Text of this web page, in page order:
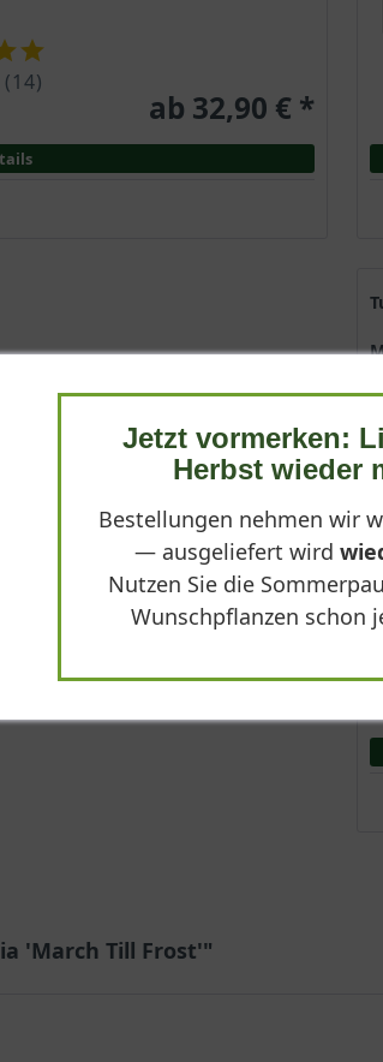
(14)
ab 32,90 € *
'March Till Frost'"
Jetzt vormerken:
Herbst wieder
Bestellungen nehmen wir
— ausgeliefert wird
Nutzen Sie die
Wunschpflanzen schon